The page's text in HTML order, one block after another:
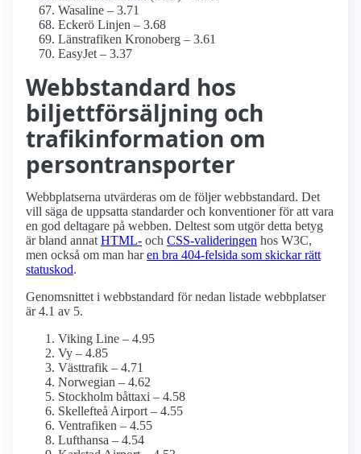
Wasaline – 3.71
Eckerö Linjen – 3.68
Länstrafiken Kronoberg – 3.61
EasyJet – 3.37
Webbstandard hos
biljettförsäljning och
trafikinformation om
persontransporter
Webbplatserna utvärderas om de följer webbstandard. Det
vill säga de uppsatta standarder och konventioner för att vara
en god deltagare på webben. Deltest som utgör detta betyg
är bland annat HTML- och CSS-valideringen hos W3C,
men också om man haren bra 404-felsida som skickar rätt
statuskod.
Genomsnittet i webbstandard för nedan listade webbplatser
är 4.1 av 5.
Viking Line – 4.95
Vy – 4.85
Västtrafik – 4.71
Norwegian – 4.62
Stockholm båttaxi – 4.58
Skellefteå Airport – 4.55
Ventrafiken – 4.55
Lufthansa – 4.54